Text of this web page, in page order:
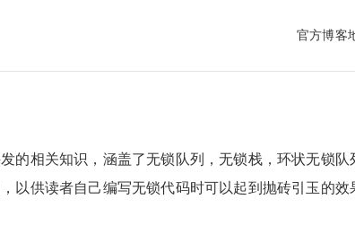
官方博客
的相关知识，涵盖了无锁队列，无锁栈，环状无锁
以供读者自己编写无锁代码时可以起到抛砖引玉的效